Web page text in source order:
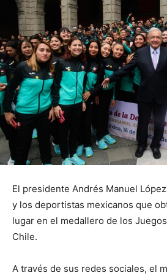
El presidente Andrés Manuel
y los deportistas mexicanos que
lugar en el medallero de los
Chile.
A través de sus redes sociales, el